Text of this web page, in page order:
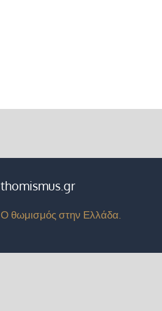
thomismus.gr
Ο θωμισμός στην Ελλάδα.